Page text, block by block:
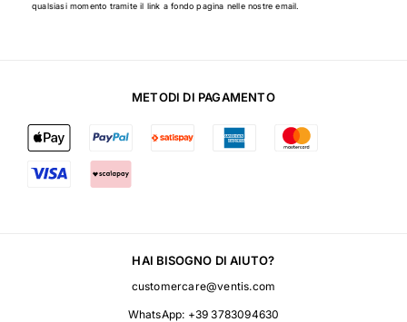
qualsiasi momento tramite il link a fondo pagina nelle nostre email.
METODI DI PAGAMENTO
HAI BISOGNO DI AIUTO?
customercare@ventis.com
WhatsApp: +39 3783094630